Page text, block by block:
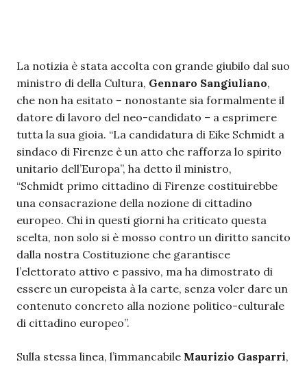
La notizia è stata accolta con grande giubilo dal suo
ministro di della Cultura, Gennaro Sangiuliano,
che non ha esitato – nonostante sia formalmente il
datore di lavoro del neo-candidato – a esprimere
tutta la sua gioia. “La candidatura di Eike Schmidt a
sindaco di Firenze è un atto che rafforza lo spirito
unitario dell’Europa”, ha detto il ministro,
“Schmidt primo cittadino di Firenze costituirebbe
una consacrazione della nozione di cittadino
europeo. Chi in questi giorni ha criticato questa
scelta, non solo si è mosso contro un diritto sancito
dalla nostra Costituzione che garantisce
l’elettorato attivo e passivo, ma ha dimostrato di
essere un europeista à la carte, senza voler dare un
contenuto concreto alla nozione politico-culturale
di cittadino europeo”.
Sulla stessa linea, l’immancabile Maurizio Gasparri,